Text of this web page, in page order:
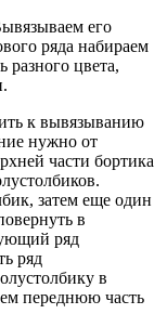
его
ряда набираем
цвета,
к вывязыванию
нужно от
части бортика
затем еще один
в
ряд
ряд
в
переднюю часть